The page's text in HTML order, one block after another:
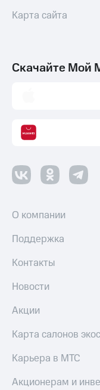
Карта сайта
Скачайте Мой
О компании
Поддержка
Контакты
Новости
Акции
Карта салонов
Карьера в МТС
Акционерам и